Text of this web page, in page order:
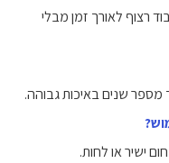
רצוף לאורך זמן מבלי
שנים באיכות גבוהה.
ישיר או לחות.